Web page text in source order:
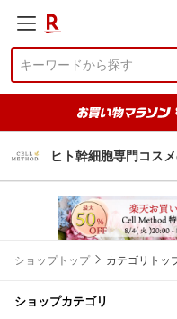
ヒト幹細胞専門コス
ショップトップ カテゴリトッ
ショップカテゴリ